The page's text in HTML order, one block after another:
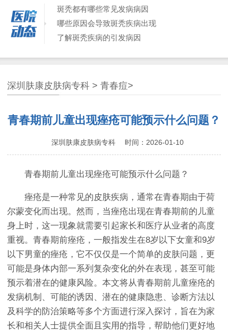
斑秃都有哪些常见发病病因
哪些原因会导致斑秃疾病出现
了解斑秃疾病的引发病因
哪些原因导致女性患上了斑秃
深圳肤康皮肤病专科 > 青春痘>
青春期前儿童出现痤疮可能预示什么问题？
深圳肤康皮肤病专科 时间：2026-01-10
青春期前儿童出现痤疮可能预示什么问题？
痤疮是一种常见的皮肤疾病，通常在青春期由于荷
尔蒙变化而出现。然而，当痤疮出现在青春期前的儿童
身上时，这一现象就需要引起家长和医疗从业者的高度
重视。青春期前痤疮，一般指发生在8岁以下女童和9岁
以下男童的痤疮，它不仅仅是一个简单的皮肤问题，更
可能是身体内部一系列复杂变化的外在表现，甚至可能
预示着潜在的健康风险。本文将从青春期前儿童痤疮的
发病机制、可能的诱因、潜在的健康隐患、诊断方法以
及科学的防治策略等多个方面进行深入探讨，旨在为家
长和相关人士提供全面且实用的指导，帮助他们更好地